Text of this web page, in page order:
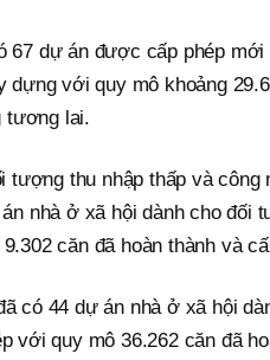
67 dự án được cấp phép
dựng với quy mô khoảng
tương lai.
thu nhập thấp và công
nhà ở xã hội dành cho đối
căn đã hoàn thành và
có 44 dự án nhà ở xã hội
với quy mô 36.262 căn đã